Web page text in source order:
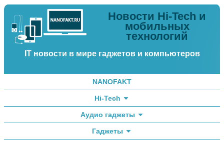
Новости Hi-Tech и
мобильных
технологий
IT новости в мире гаджетов и компьютеров
NANOFAKT
Hi-Tech
Аудио гаджеты
Гаджеты